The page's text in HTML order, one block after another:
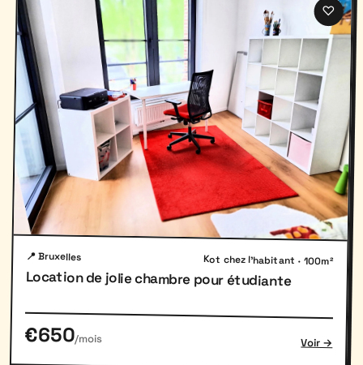
♡
📍 Bruxelles Kot chez l'habitant · 100m²
Location de jolie chambre pour étudiante
€650/mois Voir →